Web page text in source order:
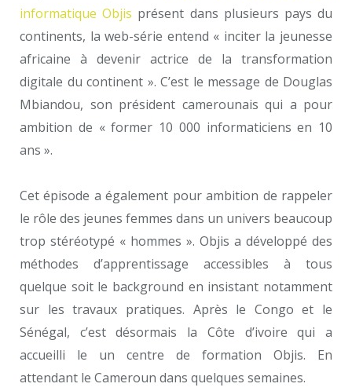
informatique Objis présent dans plusieurs pays du
continents, la web-série entend « inciter la jeunesse
africaine à devenir actrice de la transformation
digitale du continent ». C’est le message de Douglas
Mbiandou, son président camerounais qui a pour
ambition de « former 10 000 informaticiens en 10
ans ».
Cet épisode a également pour ambition de rappeler
le rôle des jeunes femmes dans un univers beaucoup
trop stéréotypé « hommes ». Objis a développé des
méthodes d’apprentissage accessibles à tous
quelque soit le background en insistant notamment
sur les travaux pratiques. Après le Congo et le
Sénégal, c’est désormais la Côte d’ivoire qui a
accueilli le un centre de formation Objis. En
attendant le Cameroun dans quelques semaines.